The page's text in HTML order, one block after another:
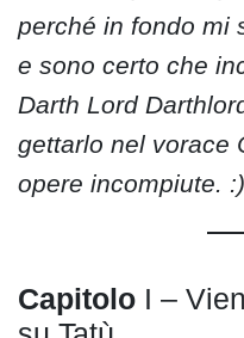
perché in fondo mi
e sono certo che
Darth Lord
gettarlo nel vorace
opere incompiute. :)
Capitolo I –